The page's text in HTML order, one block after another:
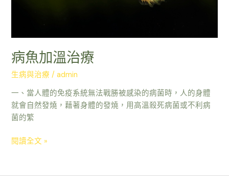
病魚加溫治療
生病與治療 /admin
一、當人體的免疫系統無法戰勝被感染的病菌時，人的身體
就會自然發燒，藉著身體的發燒，用高溫殺死病菌或不利病
菌的繁
閱讀全文 »